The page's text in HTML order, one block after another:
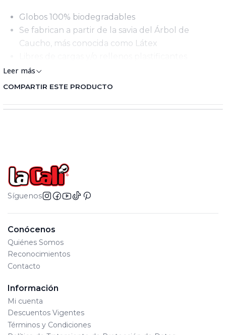
Globos 100% biodegradables
Se fabrican a partir de la savia del Árbol de
Caucho, más conocida como Látex
Por seguridad e higiene no inflar vía oral
Inflan 60 cms aproximadamente
Leer más
COMPARTIR ESTE PRODUCTO
Síguenos
Conócenos
Quiénes Somos
Reconocimientos
Contacto
Información
Mi cuenta
Descuentos Vigentes
Términos y Condiciones